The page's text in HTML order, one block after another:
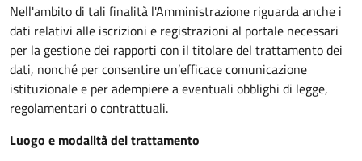
Nell'ambito di tali finalità l'Amministrazione riguarda anche i
dati relativi alle iscrizioni e registrazioni al portale necessari
per la gestione dei rapporti con il titolare del trattamento dei
dati, nonché per consentire un’efficace comunicazione
istituzionale e per adempiere a eventuali obblighi di legge,
regolamentari o contrattuali.
Luogo e modalità del trattamento